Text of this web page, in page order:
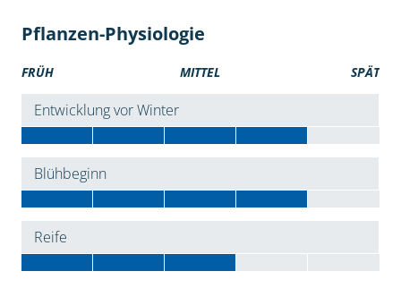
Pflanzen-Physiologie
FRÜH MITTEL SPÄT
Entwicklung vor Winter
Blühbeginn
Reife